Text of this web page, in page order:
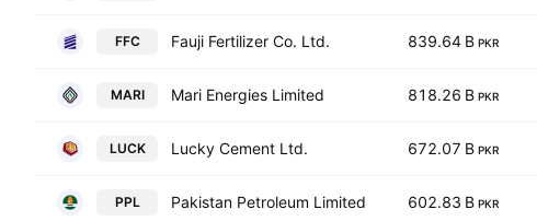
FFC Fauji Fertilizer Co. Ltd. 839.64 B PKR
MARI Mari Energies Limited 818.26 B PKR
LUCK Lucky Cement Ltd. 672.07 B PKR
PPL Pakistan Petroleum Limited 602.83 B PKR